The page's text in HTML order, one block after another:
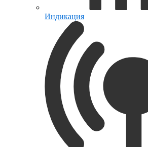
Индикация